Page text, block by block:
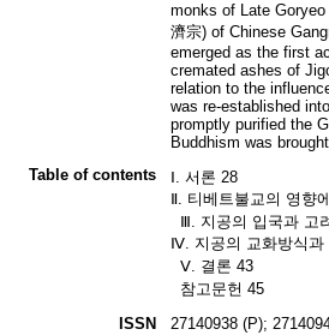
monks of Late
濟宗) of Chinese
emerged as the first
cremated ashes of
relation to the
was re-established
promptly purified the
Buddhism was
Table of contents
Ⅰ. 서론 28
Ⅱ. 티베트불교의 영향
Ⅲ. 지공의 입국과 고
Ⅳ. 지공의 교화방식과
Ⅴ. 결론 43
참고문헌 45
ISSN
27140938 (P);